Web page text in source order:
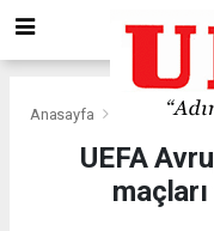
Anasayfa
UEFA